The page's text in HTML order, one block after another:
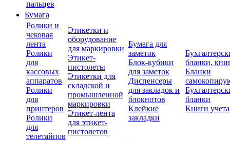
пальцев
Бумага
Ролики и
чековая
лента
Ролики
для
кассовых
аппаратов
Ролики
для
принтеров
Ролики
для
телетайпов
Этикетки и
оборудование
для маркировки
Этикет-
пистолеты
Этикетки для
складской и
промышленной
маркировки
Этикет-лента
для этикет-
пистолетов
Бумага для
заметок
Блок-кубики
для заметок
Диспенсеры
для закладок и
блокнотов
Клейкие
закладки
бланки,
Бланки
бланки
Книги учета